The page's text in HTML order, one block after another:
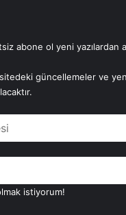
abone ol yeni yazılardan
güncellemeler ve
istiyorum!